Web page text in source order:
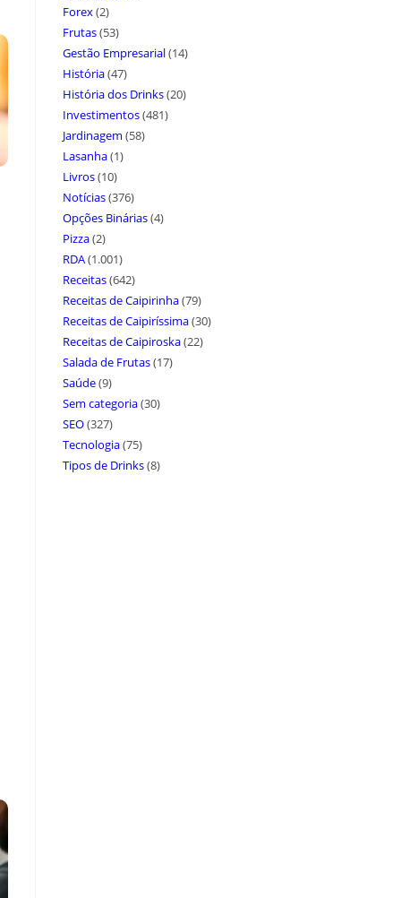
Forex(2)
Frutas(53)
Gestão Empresarial(14)
História(47)
História dos Drinks(20)
Investimentos(481)
Jardinagem (58)
Lasanha(1)
Livros(10)
Notícias(376)
Opções Binárias(4)
Pizza(2)
RDA(1.001)
Receitas(642)
Receitas de Caipirinha(79)
Receitas de Caipiríssima(30)
Receitas de Caipiroska(22)
Salada de Frutas(17)
Saúde(9)
Sem categoria(30)
SEO(327)
Tecnologia(75)
Tipos de Drinks(8)